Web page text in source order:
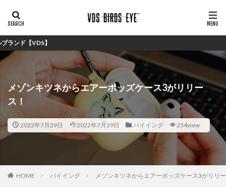
メゾンキツネからエアーポッズケース3がリリー
ス！
2022年7月29日 2022年7月29日 バイイング 254view
HOME バイイング メゾンキツネからエアーポッズケース3がリリ